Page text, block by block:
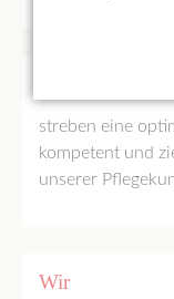
streben eine
kompetent und
unserer
Wir